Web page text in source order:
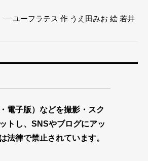
— ユーフラテス 作 うえ田みお 絵 若井
電子版）などを撮影・スク
トし、SNSやブログにアッ
法律で禁止されています。